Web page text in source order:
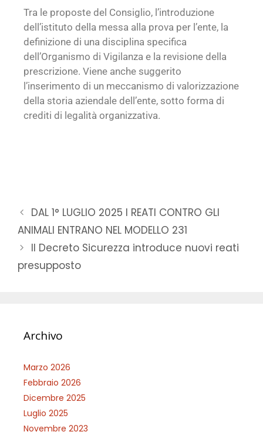
Tra le proposte del Consiglio, l’introduzione
dell’istituto della messa alla prova per l’ente, la
definizione di una disciplina specifica
dell’Organismo di Vigilanza e la revisione della
prescrizione. Viene anche suggerito
l’inserimento di un meccanismo di valorizzazione
della storia aziendale dell’ente, sotto forma di
crediti di legalità organizzativa.
DAL 1° LUGLIO 2025 I REATI CONTRO GLI
ANIMALI ENTRANO NEL MODELLO 231
Il Decreto Sicurezza introduce nuovi reati
presupposto
Archivo
Marzo 2026
Febbraio 2026
Dicembre 2025
Luglio 2025
Novembre 2023